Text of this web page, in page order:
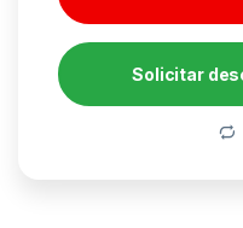
Solicitar